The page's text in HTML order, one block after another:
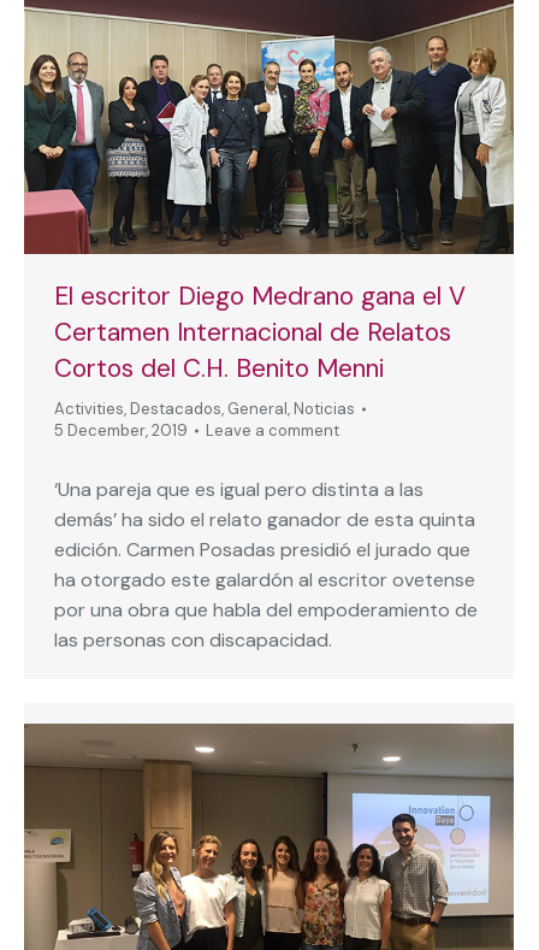
El escritor Diego Medrano gana el V
Certamen Internacional de Relatos
Cortos del C.H. Benito Menni
Activities, Destacados, General, Noticias
5 December, 2019
Leave a comment
‘Una pareja que es igual pero distinta a las
demás’ ha sido el relato ganador de esta quinta
edición. Carmen Posadas presidió el jurado que
ha otorgado este galardón al escritor ovetense
por una obra que habla del empoderamiento de
las personas con discapacidad.